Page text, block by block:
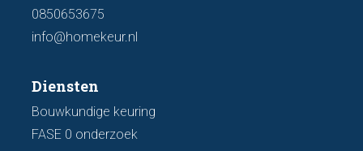
0850653675
info@homekeur.nl
Diensten
Bouwkundige keuring
FASE 0 onderzoek